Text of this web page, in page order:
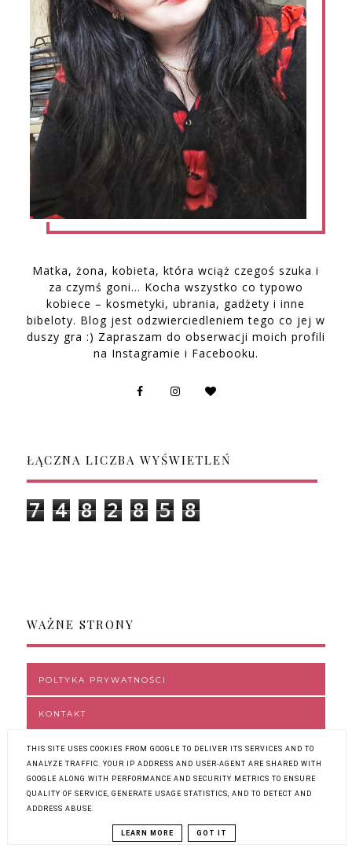
Matka, żona, kobieta, która wciąż czegoś szuka i
za czymś goni… Kocha wszystko co typowo
kobiece – kosmetyki, ubrania, gadżety i inne
bibeloty. Blog jest odzwierciedleniem tego co jej w
duszy gra :) Zapraszam do obserwacji moich profili
na Instagramie i Facebooku.
ŁĄCZNA LICZBA WYŚWIETLEŃ
7 4 8 2 8 5 8
WAŻNE STRONY
POLTYKA PRYWATNOŚCI
KONTAKT
ARCHIWUM
THIS SITE USES COOKIES FROM GOOGLE TO DELIVER ITS SERVICES AND TO
ANALYZE TRAFFIC. YOUR IP ADDRESS AND USER-AGENT ARE SHARED WITH
GOOGLE ALONG WITH PERFORMANCE AND SECURITY METRICS TO ENSURE
QUALITY OF SERVICE, GENERATE USAGE STATISTICS, AND TO DETECT AND
ADDRESS ABUSE.
LEARN MORE GOT IT